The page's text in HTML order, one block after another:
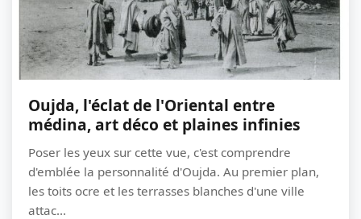
Oujda, l'éclat de l'Oriental entre
médina, art déco et plaines infinies
Poser les yeux sur cette vue, c'est comprendre
d'emblée la personnalité d'Oujda. Au premier plan,
les toits ocre et les terrasses blanches d'une ville
attac...